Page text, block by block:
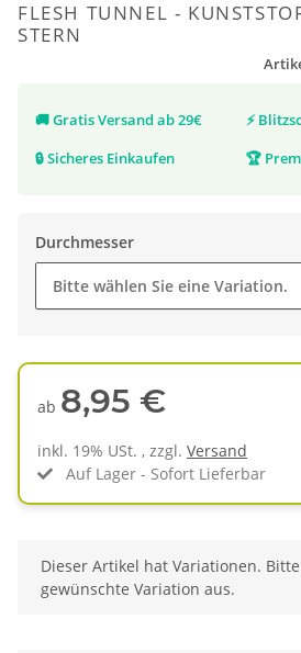
FLESH TUNNEL -
STERN
🚚Gratis Versand ab 29€ ⚡
🔒Sicheres Einkaufen 🏆
Durchmesser
Bitte wählen Sie eine Variation.
ab 8,95 €
inkl. 19% USt. , zzgl. Versand
Auf Lager - Sofort Lieferbar
x
Dieser Artikel hat Variationen.
gewünschte Variation aus.